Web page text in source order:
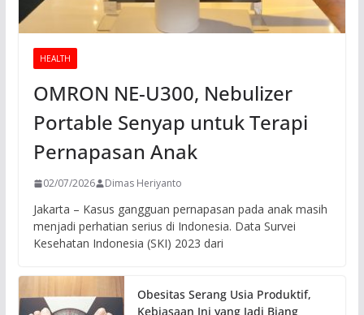
HEALTH
OMRON NE-U300, Nebulizer
Portable Senyap untuk Terapi
Pernapasan Anak
02/07/2026 Dimas Heriyanto
Jakarta – Kasus gangguan pernapasan pada anak masih
menjadi perhatian serius di Indonesia. Data Survei
Kesehatan Indonesia (SKI) 2023 dari
Obesitas Serang Usia Produktif,
Kebiasaan Ini yang Jadi Biang